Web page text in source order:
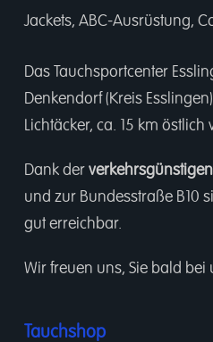
Jackets, ABC-Ausrüstung,
Das Tauchsportcenter
Denkendorf (Kreis
Lichtäcker, ca. 15 km östlich
Dank der
und zur Bundesstraße B10
gut erreichbar.
Wir freuen uns, Sie bald
Tauchshop